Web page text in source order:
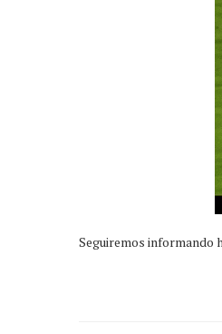
Seguiremos informando